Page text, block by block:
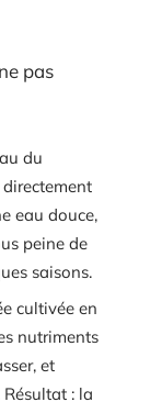
pas
du
eau douce,
peine de
saisons.
cultivée en
nutriments
et
: la